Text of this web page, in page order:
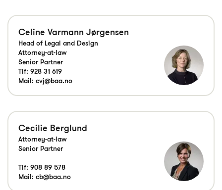
Celine Varmann Jørgensen
Head of Legal and Design
Attorney-at-law
Senior Partner
Tlf: 928 31 619
Mail: cvj@baa.no
Cecilie Berglund
Attorney-at-law
Senior Partner
Tlf: 908 89 578
Mail: cb@baa.no